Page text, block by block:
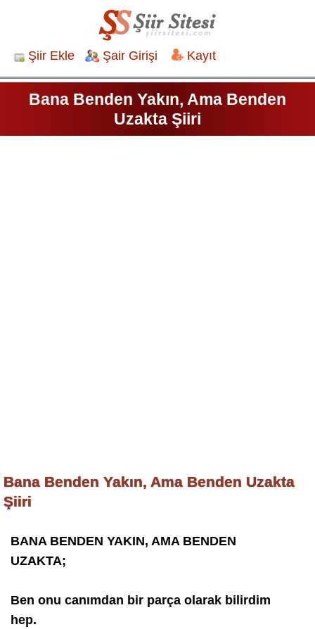
Şiir Ekle Şair Girişi Kayıt
Bana Benden Yakın, Ama Benden
Uzakta Şiiri
Bana Benden Yakın, Ama Benden Uzakta
Şiiri
BANA BENDEN YAKIN, AMA BENDEN
UZAKTA;
Ben onu canımdan bir parça olarak bilirdim
hep.